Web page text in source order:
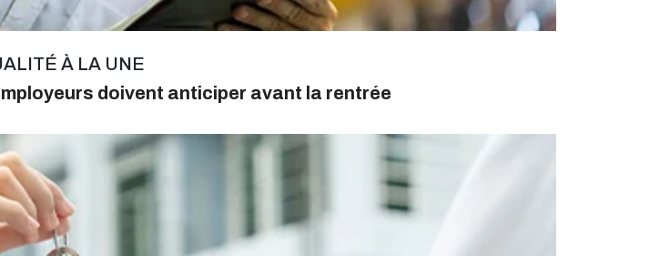
À LA UNE
doivent anticiper avant la rentrée